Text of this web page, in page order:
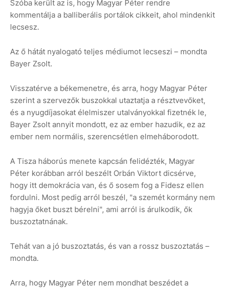
Szóba került az is, hogy Magyar Péter rendre
kommentálja a balliberális portálok cikkeit, ahol mindenkit
lecsesz.
Az ő hátát nyalogató teljes médiumot lecseszi – mondta
Bayer Zsolt.
Visszatérve a békemenetre, és arra, hogy Magyar Péter
szerint a szervezők buszokkal utaztatja a résztvevőket,
és a nyugdíjasokat élelmiszer utalványokkal fizetnék le,
Bayer Zsolt annyit mondott, ez az ember hazudik, ez az
ember nem normális, szerencsétlen elmeháborodott.
A Tisza háborús menete kapcsán felidézték, Magyar
Péter korábban arról beszélt Orbán Viktort dicsérve,
hogy itt demokrácia van, és ő sosem fog a Fidesz ellen
fordulni. Most pedig arról beszél, "a szemét kormány nem
hagyja őket buszt bérelni", ami arról is árulkodik, ők
buszoztatnának.
Tehát van a jó buszoztatás, és van a rossz buszoztatás –
mondta.
Arra, hogy Magyar Péter nem mondhat beszédet a